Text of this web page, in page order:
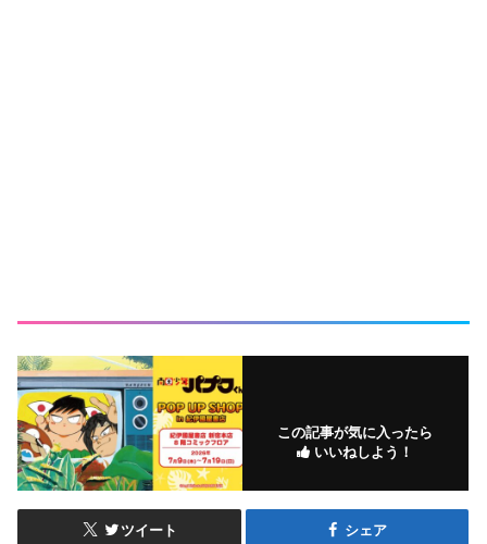
この記事が気に入ったら
いいねしよう！
ツイート シェア